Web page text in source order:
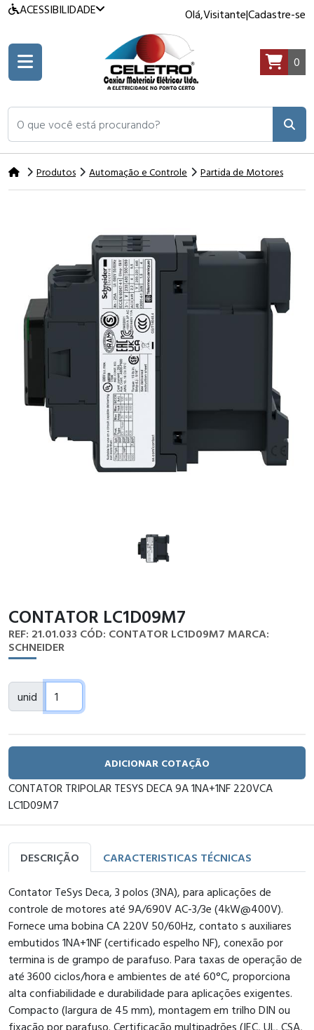
ACESSIBILIDADE Olá,Visitante|Cadastre-se
O que você está procurando?
0
Produtos Automação e Controle Partida de Motores
CONTATOR LC1D09M7
REF: 21.01.033 CÓD: CONTATOR LC1D09M7 MARCA:
SCHNEIDER
unid
ADICIONAR COTAÇÃO
CONTATOR TRIPOLAR TESYS DECA 9A 1NA+1NF 220VCA
LC1D09M7
DESCRIÇÃO CARACTERISTICAS TÉCNICAS
Contator TeSys Deca, 3 polos (3NA), para aplicações de
controle de motores até 9A/690V AC-3/3e (4kW@400V).
Fornece uma bobina CA 220V 50/60Hz, contato s auxiliares
embutidos 1NA+1NF (certificado espelho NF), conexão por
termina is de grampo de parafuso. Para taxas de operação de
até 3600 ciclos/hora e ambientes de até 60°C, proporciona
alta confiabilidade e durabilidade para aplicações exigentes.
Compacto (largura de 45 mm), montagem em trilho DIN ou
fixação por parafuso. Certificação multipadrões (IEC, UL, CSA,